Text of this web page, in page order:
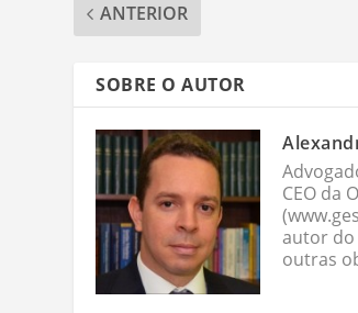
ANTERIOR
SOBRE O AUTOR
CEO da
autor do
outras